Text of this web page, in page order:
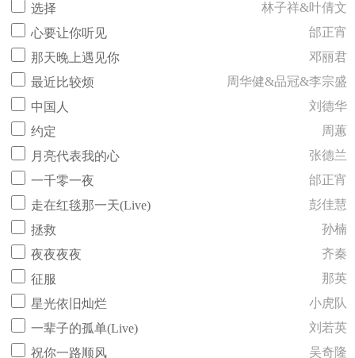
选择
林子祥&叶倩文
心要让你听见
邰正宵
那天晚上遇见你
邓丽君
最近比较烦
周华健&品冠&李宗盛
中国人
刘德华
约定
周蕙
月亮代表我的心
张德兰
一千零一夜
邰正宵
走在红毯那一天(Live)
彭佳慧
拯救
孙楠
夜夜夜夜
齐秦
征服
那英
星光依旧灿烂
小虎队
一辈子的孤单(Live)
刘若英
祝你一路顺风
吴奇隆